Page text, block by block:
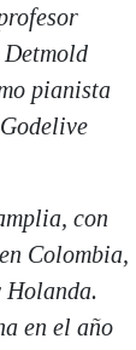
pianista
con
Colombia,
en el año